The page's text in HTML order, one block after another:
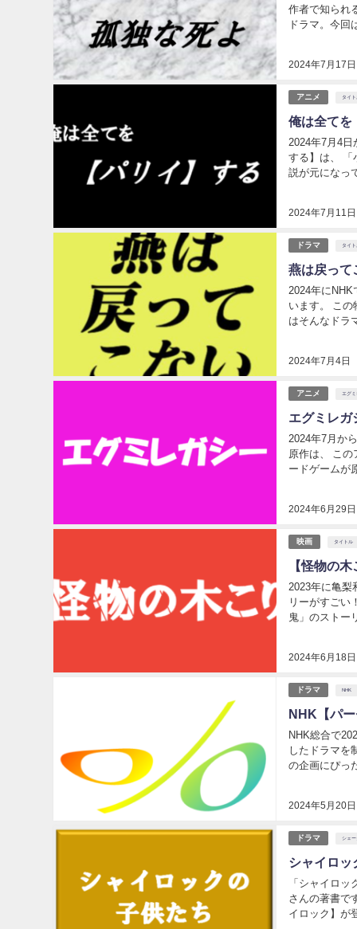
2024年7月17日
作者で知られる、井龍
ドラマ。今回は不思議な
アニメ タイト
俺は全てを
2024年7月11日
2024年7月4日
する】は、 「
説が元になっ
ドラマ タイト
燕は戻って
2024年7月4日
2024年に
います。 この
はそんなドラマともなった、 「燕は戻ってこな
アニメ エグ
エグミレガ
2024年6月29日
2024年7月か
原作は、 こ
ードゲームが原型となっています。
映画 タイトル
【怪物の
2024年6月18日
2023年に亀梨
リーがすごい
鬼」のストーリーです。 今回はこのタイトルの意味
ドラマ NHK
NHK【パ
2024年5月20日
NHK総合で
したドラマを
の企画にぴったりとはまる
ドラマ シェ
シャイロッ
「シャイロ
さんの著書で
イロック】が登場するのか！？ 様々な角